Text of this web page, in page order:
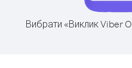
Вибрати «Виклик Viber